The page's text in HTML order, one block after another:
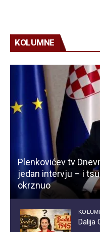
KOLUMNE
Plenkovićev tv
jedan intervju – i
okrznuo
Dalija